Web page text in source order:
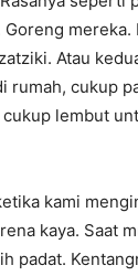
Goreng mereka.
Atau
rumah, cukup
lembut
kami
kaya. Saat
padat.